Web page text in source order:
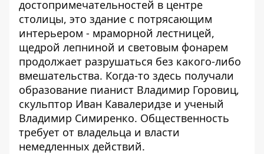
достопримечательностей в центре
столицы, это здание с потрясающим
интерьером - мраморной лестницей,
щедрой лепниной и световым фонарем
продолжает разрушаться без какого-либо
вмешательства. Когда-то здесь получали
образование пианист Владимир Горовиц,
скульптор Иван Кавалеридзе и ученый
Владимир Симиренко. Общественность
требует от владельца и власти
немедленных действий.